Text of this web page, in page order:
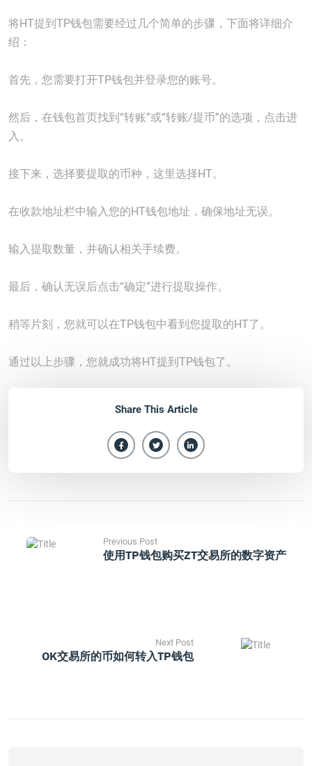
将HT提到TP钱包需要经过几个简单的步骤，下面将详细介
绍：
首先，您需要打开TP钱包并登录您的账号。
然后，在钱包首页找到“转账”或“转账/提币”的选项，点击进
入。
接下来，选择要提取的币种，这里选择HT。
在收款地址栏中输入您的HT钱包地址，确保地址无误。
输入提取数量，并确认相关手续费。
最后，确认无误后点击“确定”进行提取操作。
稍等片刻，您就可以在TP钱包中看到您提取的HT了。
通过以上步骤，您就成功将HT提到TP钱包了。
Share This Article
Previous Post
使用TP钱包购买ZT交易所的数字资产
Next Post
OK交易所的币如何转入TP钱包